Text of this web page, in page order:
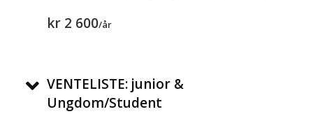
kr 2 600/år
VENTELISTE: junior &
Ungdom/Student